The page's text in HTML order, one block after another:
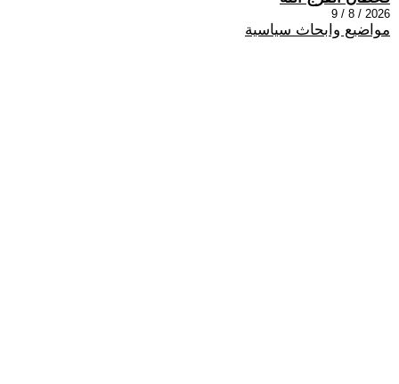
2026 / 8 / 9
مواضيع وابحاث سياسية